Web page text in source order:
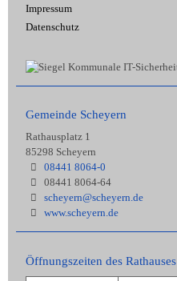
Impressum
Datenschutz
Gemeinde Scheyern
Rathausplatz 1
85298 Scheyern
08441 8064-0
08441 8064-64
scheyern@scheyern.de
www.scheyern.de
Öffnungszeiten des Rathauses